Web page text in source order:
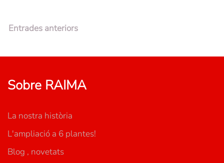
Entrades anteriors
Sobre RAIMA
La nostra història
L'ampliació a 6 plantes!
Blog , novetats